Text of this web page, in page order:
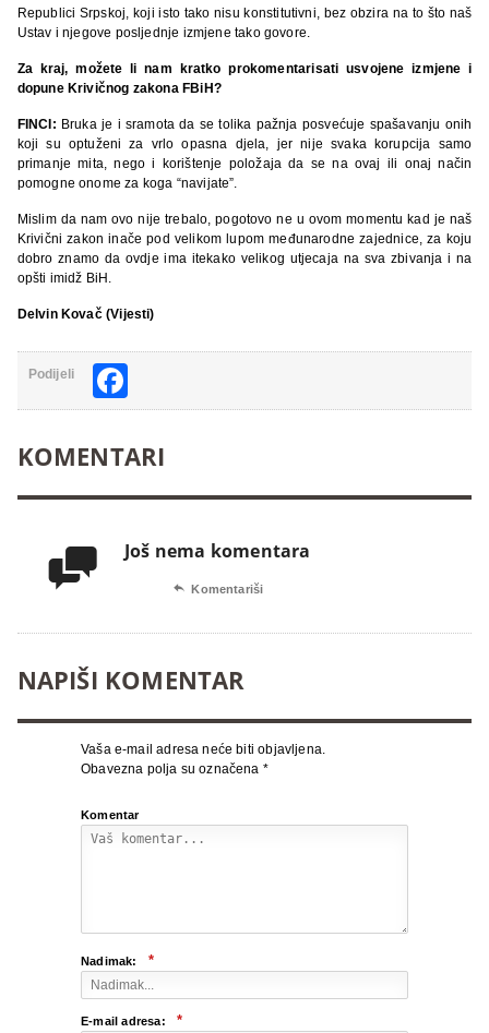
Republici Srpskoj, koji isto tako nisu konstitutivni, bez obzira na to što naš
Ustav i njegove posljednje izmjene tako govore.
Za kraj, možete li nam kratko prokomentarisati usvojene izmjene i
dopune Krivičnog zakona FBiH?
FINCI: Bruka je i sramota da se tolika pažnja posvećuje spašavanju onih
koji su optuženi za vrlo opasna djela, jer nije svaka korupcija samo
primanje mita, nego i korištenje položaja da se na ovaj ili onaj način
pomogne onome za koga “navijate”.
Mislim da nam ovo nije trebalo, pogotovo ne u ovom momentu kad je naš
Krivični zakon inače pod velikom lupom međunarodne zajednice, za koju
dobro znamo da ovdje ima itekako velikog utjecaja na sva zbivanja i na
opšti imidž BiH.
Delvin Kovač (Vijesti)
Podijeli
KOMENTARI
 Još nema komentara
 Komentariši
NAPIŠI KOMENTAR
Vaša e-mail adresa neće biti objavljena.
Obavezna polja su označena *
Komentar
Nadimak: *
E-mail adresa: *